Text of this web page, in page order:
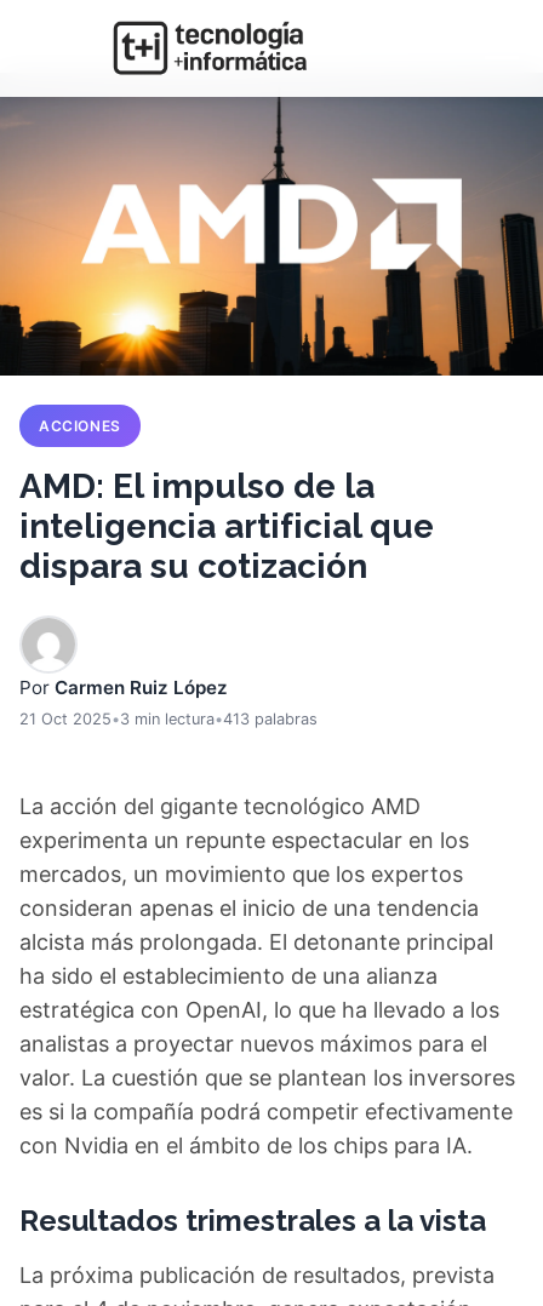
ACCIONES
AMD: El impulso de la
inteligencia artificial que
dispara su cotización
Por Carmen Ruiz López
21 Oct 2025•3 min lectura•413 palabras
La acción del gigante tecnológico AMD
experimenta un repunte espectacular en los
mercados, un movimiento que los expertos
consideran apenas el inicio de una tendencia
alcista más prolongada. El detonante principal
ha sido el establecimiento de una alianza
estratégica con OpenAI, lo que ha llevado a los
analistas a proyectar nuevos máximos para el
valor. La cuestión que se plantean los inversores
es si la compañía podrá competir efectivamente
con Nvidia en el ámbito de los chips para IA.
Resultados trimestrales a la vista
La próxima publicación de resultados, prevista